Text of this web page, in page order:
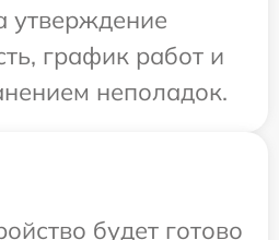
утверждение
график работ и
неполадок.
будет готово